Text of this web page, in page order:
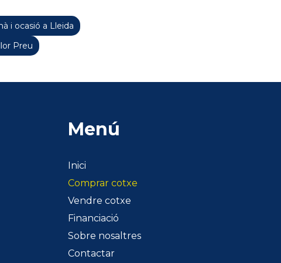
i ocasió a Lleida
Preu
Menú
Inici
Comprar cotxe
Vendre cotxe
Financiació
Sobre nosaltres
Contactar